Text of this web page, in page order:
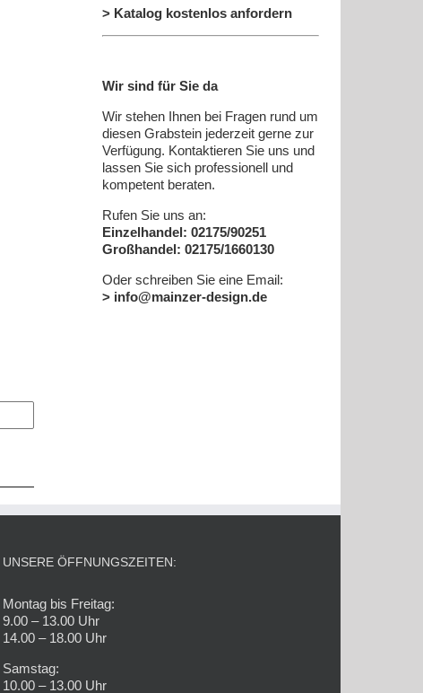
> Katalog kostenlos anfordern
Wir sind für Sie da
Wir stehen Ihnen bei Fragen rund um
diesen Grabstein jederzeit gerne zur
Verfügung. Kontaktieren Sie uns und
lassen Sie sich professionell und
kompetent beraten.
Rufen Sie uns an:
Einzelhandel: 02175/90251
Großhandel: 02175/1660130
Oder schreiben Sie eine Email:
> info@mainzer-design.de
UNSERE ÖFFNUNGSZEITEN:
Montag bis Freitag:
9.00 – 13.00 Uhr
14.00 – 18.00 Uhr
Samstag:
10.00 – 13.00 Uhr